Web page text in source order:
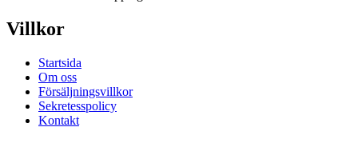
Villkor
Startsida
Om oss
Försäljningsvillkor
Sekretesspolicy
Kontakt